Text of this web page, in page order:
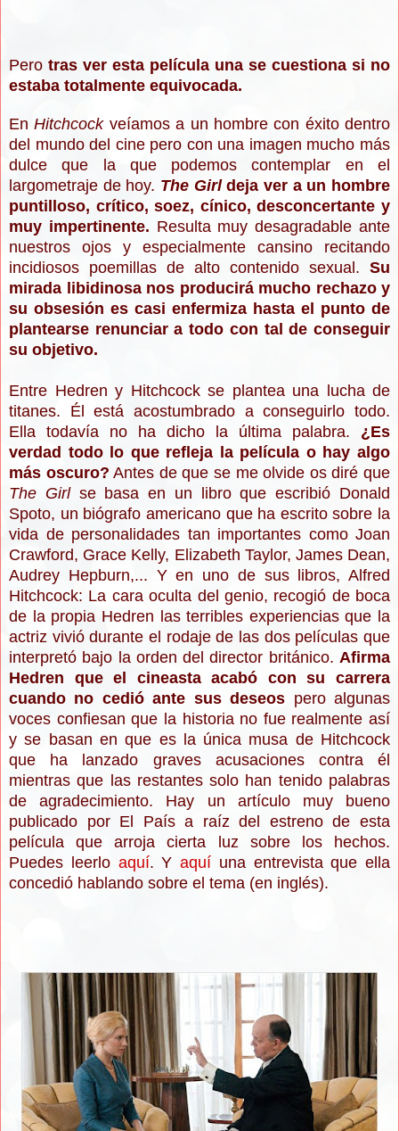
Pero tras ver esta película una se cuestiona si no
estaba totalmente equivocada.
EnHitchcockveíamos a un hombre con éxito dentro
del mundo del cine pero con una imagen mucho más
dulce que la que podemos contemplar en el
largometraje de hoy. The Girldeja ver a un hombre
puntilloso, crítico, soez, cínico, desconcertante y
muy impertinente. Resulta muy desagradable ante
nuestros ojos y especialmente cansino recitando
incidiosos poemillas de alto contenido sexual. Su
mirada libidinosa nos producirá mucho rechazo y
su obsesión es casi enfermiza hasta el punto de
plantearse renunciar a todo con tal de conseguir
su objetivo.
Entre Hedren y Hitchcock se plantea una lucha de
titanes. Él está acostumbrado a conseguirlo todo.
Ella todavía no ha dicho la última palabra. ¿Es
verdad todo lo que refleja la película o hay algo
más oscuro? Antes de que se me olvide os diré que
The Girlse basa en un libro que escribió Donald
Spoto, un biógrafo americano que ha escrito sobre la
vida de personalidades tan importantes como Joan
Crawford, Grace Kelly, Elizabeth Taylor, James Dean,
Audrey Hepburn,... Y en uno de sus libros, Alfred
Hitchcock: La cara oculta del genio, recogió de boca
de la propia Hedren las terribles experiencias que la
actriz vivió durante el rodaje de las dos películas que
interpretó bajo la orden del director británico. Afirma
Hedren que el cineasta acabó con su carrera
cuando no cedió ante sus deseos pero algunas
voces confiesan que la historia no fue realmente así
y se basan en que es la única musa de Hitchcock
que ha lanzado graves acusaciones contra él
mientras que las restantes solo han tenido palabras
de agradecimiento. Hay un artículo muy bueno
publicado por El País a raíz del estreno de esta
película que arroja cierta luz sobre los hechos.
Puedes leerlo aquí. Y aquí una entrevista que ella
concedió hablando sobre el tema (en inglés).